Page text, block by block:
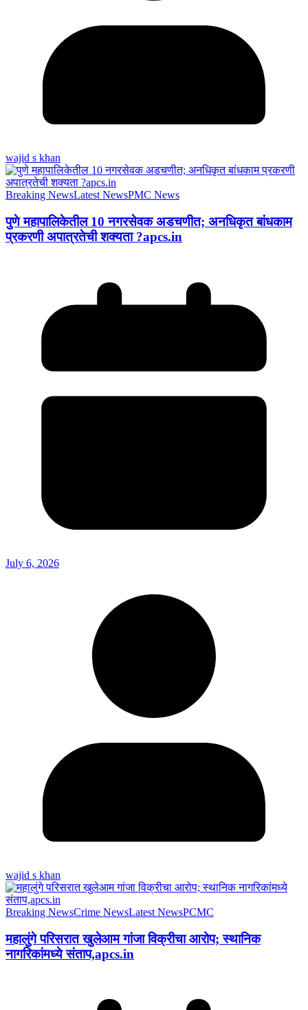
wajid s khan
Breaking NewsLatest NewsPMC News
पुणे महापालिकेतील 10 नगरसेवक अडचणीत; अनधिकृत बांधकाम
प्रकरणी अपात्रतेची शक्यता ?apcs.in
July 6, 2026
wajid s khan
Breaking NewsCrime NewsLatest NewsPCMC
महालुंगे परिसरात खुलेआम गांजा विक्रीचा आरोप; स्थानिक
नागरिकांमध्ये संताप,apcs.in